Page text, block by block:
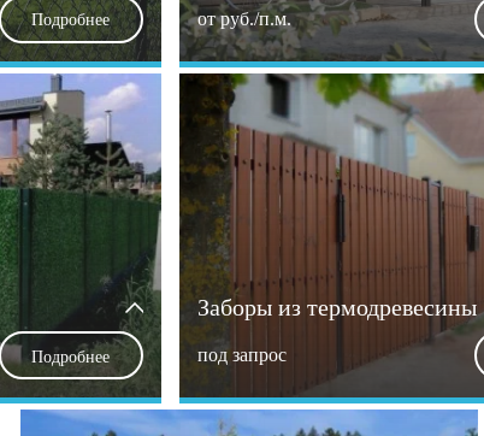
Подробнее отруб./п.м.
Подробнее
Заборы из термодревесины
под запрос